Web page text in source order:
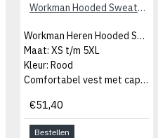
Workman Hooded Sweatvest Outfitters - 8603
Workman Heren Hooded Sweatvest
Maat: XS t/m 5XL
Kleur: Rood
Comfortabel vest met capuchon
€51,40
Bestellen